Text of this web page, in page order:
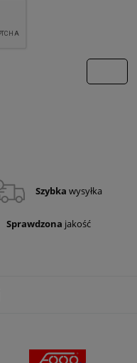
Szybka wysyłka
Sprawdzona jakość